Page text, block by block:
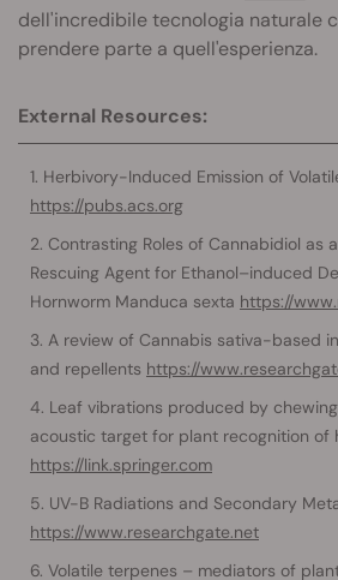
dell'incredibile tecnologia naturale
prendere parte a quell'esperienza.
External Resources:
Herbivory-Induced Emission of
https://pubs.acs.org
Contrasting Roles of Cannabidiol as
Rescuing Agent for Ethanol–induced
Hornworm Manduca sexta https://
A review of Cannabis sativa-based
and repellents https://
Leaf vibrations produced by
acoustic target for plant recognition of
https://link.springer.com
UV-B Radiations and Secondary
https://www.researchgate.net
Volatile terpenes – mediators of